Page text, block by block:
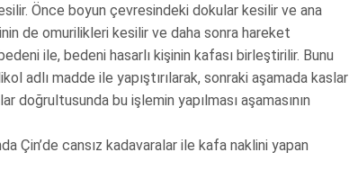
Önce boyun çevresindeki dokular kesilir ve ana
de omurilikleri kesilir ve daha sonra hareket
ile, bedeni hasarlı kişinin kafası birleştirilir. Bunu
adlı madde ile yapıştırılarak, sonraki aşamada kaslar
doğrultusunda bu işlemin yapılması aşamasının
Çin’de cansız kadavaralar ile kafa naklini yapan